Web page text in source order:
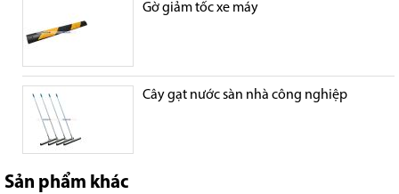
Gờ giảm tốc xe máy
Cây gạt nước sàn nhà công nghiệp
Sản phẩm khác